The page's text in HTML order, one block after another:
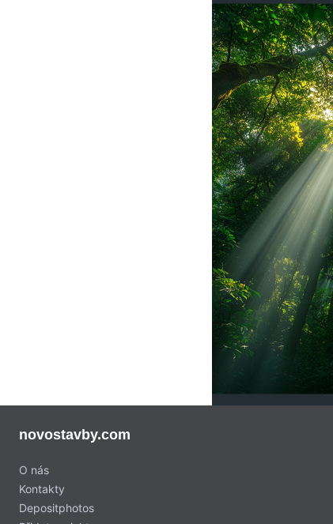
novostavby.com
O nás
Kontakty
Depositphotos